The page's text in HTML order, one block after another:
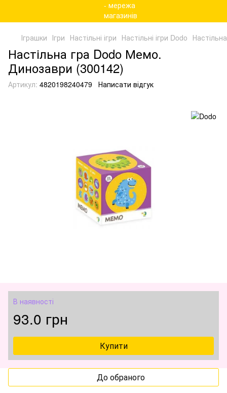
Іграшки Ігри Настільні ігри Настільні ігри Dodo
Настільна гра Dodo Мемо.
Динозаври (300142)
Артикул: 4820198240479 Написати відгук
В наявності
93.0 грн
Купити
До обраного